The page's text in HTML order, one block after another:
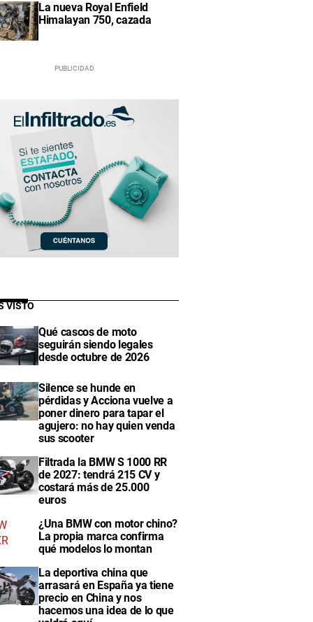
La nueva Royal Enfield
Himalayan 750, cazada
VISTO
Qué cascos de moto
seguirán siendo legales
desde octubre de 2026
Silence se hunde en
pérdidas y Acciona vuelve a
poner dinero para tapar el
agujero: no hay quien venda
sus scooter
Filtrada la BMW S 1000 RR
de 2027: tendrá 215 CV y
costará más de 25.000
euros
¿Una BMW con motor chino?
La propia marca confirma
qué modelos lo montan
La deportiva china que
arrasará en España ya tiene
precio en China y nos
hacemos una idea de lo que